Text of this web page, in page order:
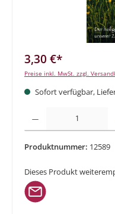
3,30 €*
Preise inkl. MwSt. zzgl.
Sofort verfügbar,
Produkt Anzahl: Gib den
Produktnummer: 12589
Dieses Produkt